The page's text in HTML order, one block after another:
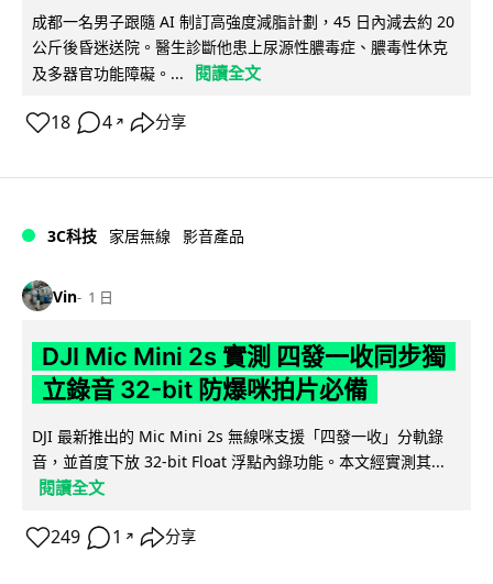
成都一名男子跟隨 AI 制訂高強度減脂計劃，45 日內減去約 20
公斤後昏迷送院。醫生診斷他患上尿源性膿毒症、膿毒性休克
及多器官功能障礙。...
閱讀全文
18 4 ↗ 分享
3C科技 家居無線 影音產品
Vin 1 日
DJI Mic Mini 2s 實測 四發一收同步獨
立錄音 32-bit 防爆咪拍片必備
DJI 最新推出的 Mic Mini 2s 無線咪支援「四發一收」分軌錄
音，並首度下放 32-bit Float 浮點內錄功能。本文經實測其...
閱讀全文
249 1 ↗ 分享